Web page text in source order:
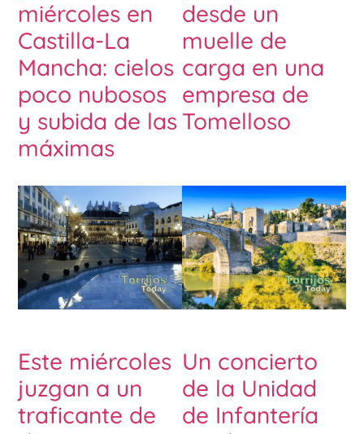
miércoles en
Castilla-La
Mancha: cielos
poco nubosos
y subida de las
máximas
desde un
muelle de
carga en una
empresa de
Tomelloso
Este miércoles
juzgan a un
traficante de
Un concierto
de la Unidad
de Infantería